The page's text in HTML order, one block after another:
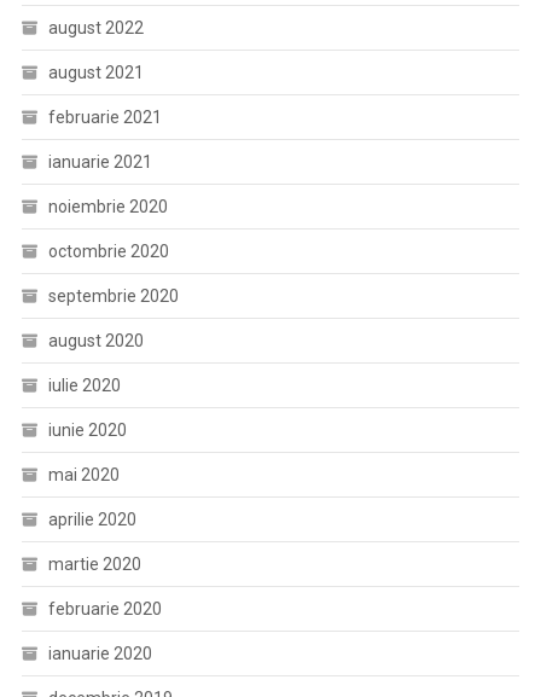
august 2022
august 2021
februarie 2021
ianuarie 2021
noiembrie 2020
octombrie 2020
septembrie 2020
august 2020
iulie 2020
iunie 2020
mai 2020
aprilie 2020
martie 2020
februarie 2020
ianuarie 2020